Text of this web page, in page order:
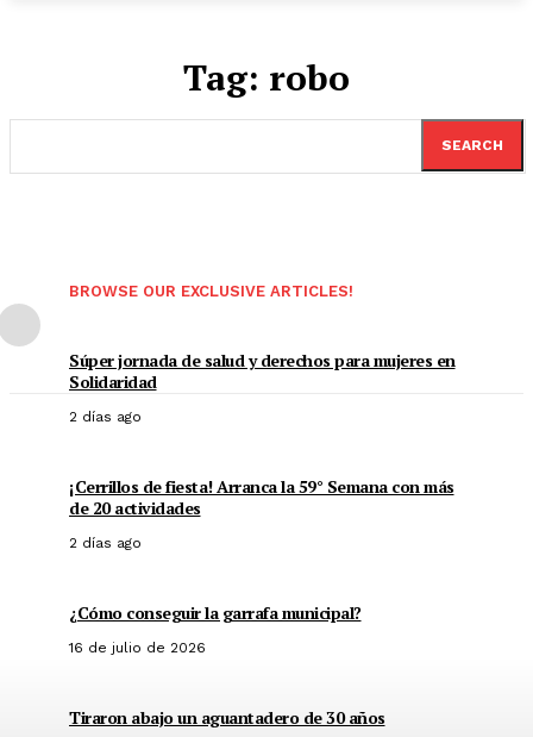
Tag: robo
SEARCH
BROWSE OUR EXCLUSIVE ARTICLES!
Súper jornada de salud y derechos para mujeres en
Solidaridad
2 días ago
¡Cerrillos de fiesta! Arranca la 59° Semana con más
de 20 actividades
2 días ago
¿Cómo conseguir la garrafa municipal?
16 de julio de 2026
Tiraron abajo un aguantadero de 30 años